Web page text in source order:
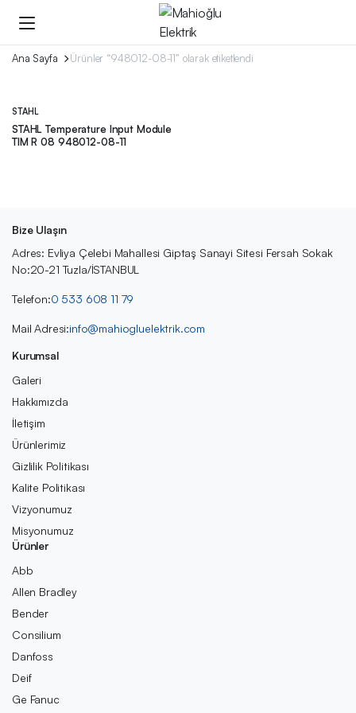
Ana Sayfa Ürünler “948012-08-11” olarak etiketlendi
STAHL
STAHL Temperature Input Module
TIM R 08 948012-08-11
Bize Ulaşın
Adres: Evliya Çelebi Mahallesi Giptaş Sanayi Sitesi Fersah Sokak
No:20-21 Tuzla/İSTANBUL
Telefon:0 533 608 11 79
Mail Adresi:info@mahiogluelektrik.com
Kurumsal
Galeri
Hakkımızda
İletişim
Ürünlerimiz
Gizlilik Politikası
Kalite Politikası
Vizyonumuz
Misyonumuz
Ürünler
Abb
Allen Bradley
Bender
Consilium
Danfoss
Deif
Ge Fanuc